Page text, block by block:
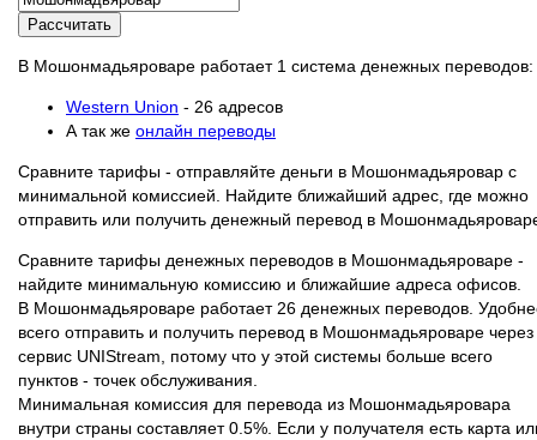
Рассчитать
В Мошонмадьяроваре работает 1 система денежных переводов:
Western Union - 26 адресов
А так же онлайн переводы
Сравните тарифы - отправляйте деньги в Мошонмадьяровар с
минимальной комиссией. Найдите ближайший адрес, где можно
отправить или получить денежный перевод в
Сравните тарифы денежных переводов в Мошонмадьяроваре -
найдите минимальную комиссию и ближайшие адреса офисов.
В Мошонмадьяроваре работает 26 денежных переводов.
всего отправить и получить перевод в Мошонмадьяроваре через
сервис UNIStream, потому что у этой системы больше всего
пунктов - точек обслуживания.
Минимальная комиссия для перевода из Мошонмадьяровара
внутри страны составляет 0.5%. Если у получателя есть карта